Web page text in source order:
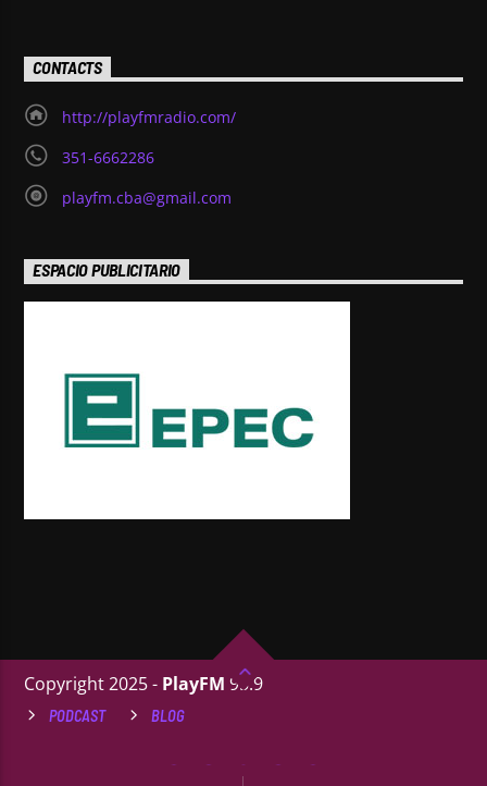
CONTACTS
http://playfmradio.com/
351-6662286
playfm.cba@gmail.com
ESPACIO PUBLICITARIO
Copyright 2025 - PlayFM 95.9
PODCAST BLOG